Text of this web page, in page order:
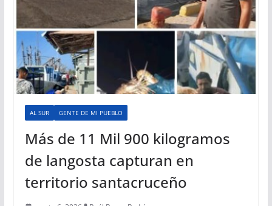
AL SUR GENTE DE MI PUEBLO
Más de 11 Mil 900 kilogramos
de langosta capturan en
territorio santacruceño